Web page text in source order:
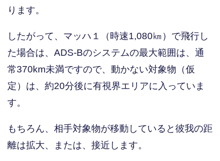
ります。
したがって、マッハ１（時速1,080㎞）で飛行し
た場合は、ADS-Bのシステムの最大範囲は、通
常370km未満ですので、動かない対象物（仮
定）は、約20分後に有視界エリアに入っていま
す。
もちろん、相手対象物が移動していると彼我の距
離は拡大、または、接近します。